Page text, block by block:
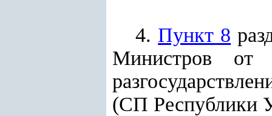
4. Пункт 8
Министров
(СП Республики